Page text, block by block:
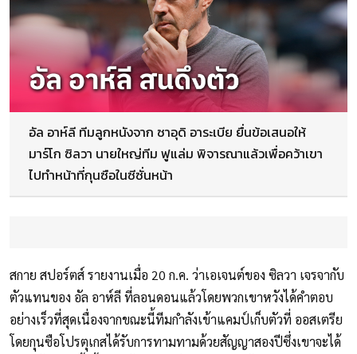
อัล อาห์ลี ทีมลูกหนังจาก ซาอุดิ อาระเบีย ยื่นข้อเสนอให้
มาร์โก ซิลวา นายใหญ่ทีม ฟูแล่ม พิจารณาแล้วเพื่อคว้าเขา
ไปทำหน้าที่กุนซือในซีซั่นหน้า
สกาย สปอร์ตส์ รายงานเมื่อ 20 ก.ค. ว่าเอเจนต์ของ ซิลวา เจรจากับ
ตัวแทนของ อัล อาห์ลี ที่ลอนดอนแล้วโดยพวกเขาหวังได้คำตอบ
อย่างเร็วที่สุดเนื่องจากขณะนี้ทีมกำลังเข้าแคมป์เก็บตัวที่ ออสเตรีย
โดยกุนซือโปรตุเกสได้รับการทามทามด้วยสัญญาสองปีซึ่งเขาจะได้